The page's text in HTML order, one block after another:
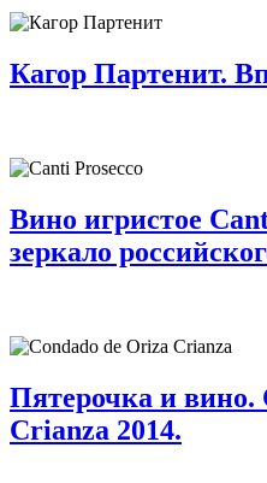
Кагор Партенит.
Вино игристое
зеркало
Пятерочка и вино.
Crianza 2014.